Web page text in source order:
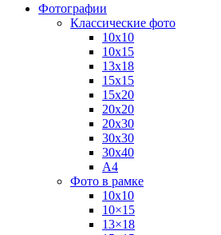
Фотографии
Классические фото
10х10
10х15
13х18
15х15
15х20
20х20
20х30
30х30
30х40
А4
Фото в рамке
10х10
10×15
13×18